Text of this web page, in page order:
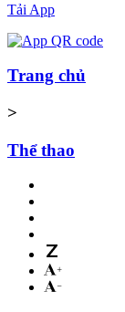
Tải App
Trang chủ
>
Thể thao